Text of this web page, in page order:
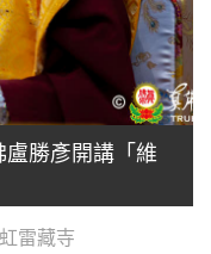
盧勝彥開講「維
雷藏寺